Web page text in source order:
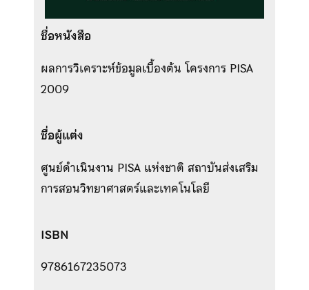
ชื่อหนังสือ
ผลการวิเคราะห์ข้อมูลเบื้องต้น โครงการ PISA
2009
ชื่อผู้แต่ง
ศูนย์ดำเนินงาน PISA แห่งชาติ สถาบันส่งเสริม
การสอนวิทยาศาสตร์และเทคโนโลยี
ISBN
9786167235073